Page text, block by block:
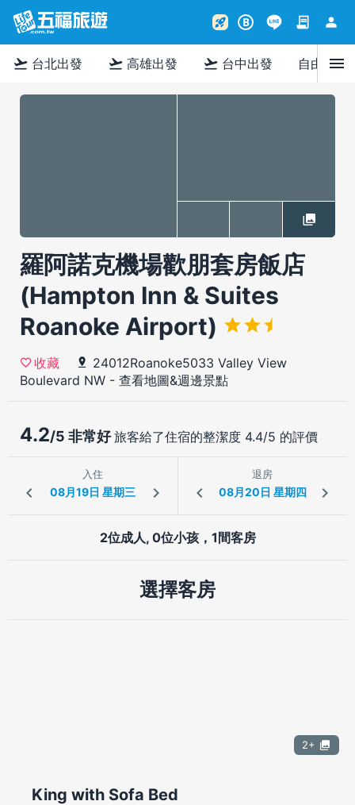
rocket_launch B contract person
flight_takeoff 台北出發 flight_takeoff 高雄出發 flight_takeoff 台中出發 自由行menu
羅阿諾克機場歡朋套房飯店
(Hampton Inn & Suites
Roanoke Airport)
收藏
24012Roanoke5033 Valley View
Boulevard NW - 查看地圖&週邊景點
4.2/5 非常好旅客給了住宿的整潔度 4.4/5 的評價
入住 退房
2位成人, 0位小孩，1間客房
選擇客房
2+
King with Sofa Bed